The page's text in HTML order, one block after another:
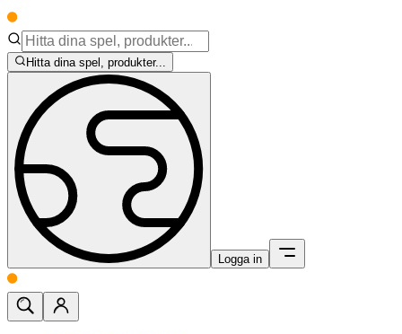
Hitta dina spel, produkter...
Logga in